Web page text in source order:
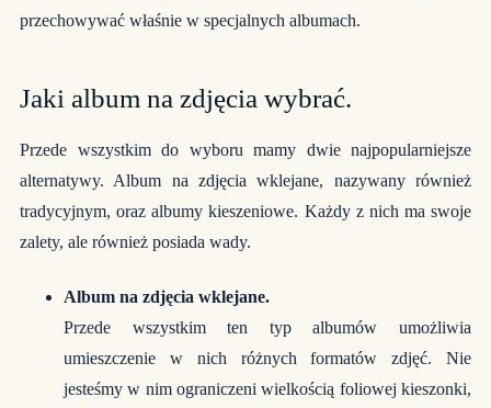
przechowywać właśnie w specjalnych albumach.
Jaki album na zdjęcia wybrać.
Przede wszystkim do wyboru mamy dwie najpopularniejsze
alternatywy. Album na zdjęcia wklejane, nazywany również
tradycyjnym, oraz albumy kieszeniowe. Każdy z nich ma swoje
zalety, ale również posiada wady.
Album na zdjęcia wklejane.
Przede wszystkim ten typ albumów umożliwia
umieszczenie w nich różnych formatów zdjęć. Nie
jesteśmy w nim ograniczeni wielkością foliowej kieszonki,